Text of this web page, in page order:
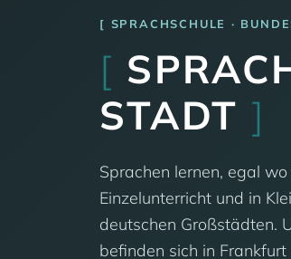
SPRACHSCHULE ·
[
STADT ]
Sprachen lernen, egal
Einzelunterricht und in
deutschen Großstädten.
befinden sich in